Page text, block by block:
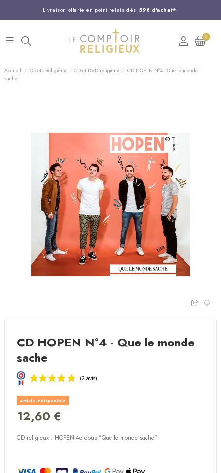
Livraison offerte en point relais dès 59€ d'achat*
Entreprise Française familiale
Support client disponible au 03 20 24 74 15
Commandez avant 14H, expédition le jour même !
0
Accueil Objets Religieux CD et DVD religieux
CD HOPEN N°4 - Que le monde
sache
CD HOPEN N°4 - Que le monde
sache
Article indisponible
12,60 €
CD religieux : HOPEN 4e opus "Que le monde sache"